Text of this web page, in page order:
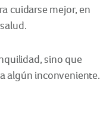
cuidarse mejor, en
sino que
algún inconveniente.